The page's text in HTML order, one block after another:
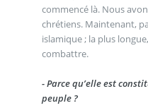
commencé là. Nous
chrétiens. Maintenant,
islamique ; la plus
combattre.
- Parce qu’elle est
peuple ?